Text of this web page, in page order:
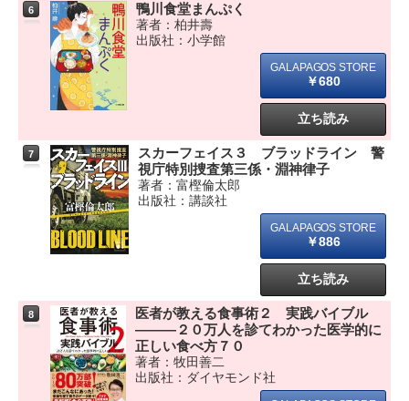
6 鴨川食堂まんぷく
著者：柏井壽
出版社：小学館
￥680
立ち読み
7
スカーフェイス３ ブラッドライン 警
視庁特別捜査第三係・淵神律子
著者：富樫倫太郎
出版社：講談社
￥886
立ち読み
8
医者が教える食事術２ 実践バイブル
―――２０万人を診てわかった医学的に
正しい食べ方７０
著者：牧田善二
出版社：ダイヤモンド社